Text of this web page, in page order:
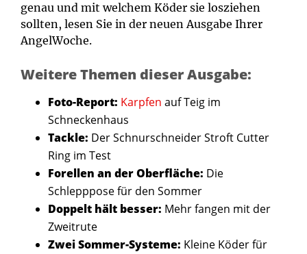
genau und mit welchem Köder sie losziehen
sollten, lesen Sie in der neuen Ausgabe Ihrer
AngelWoche.
Weitere Themen dieser Ausgabe:
Foto-Report: Karpfen auf Teig im
Schneckenhaus
Tackle: Der Schnurschneider Stroft Cutter
Ring im Test
Forellen an der Oberfläche: Die
Schlepppose für den Sommer
Doppelt hält besser: Mehr fangen mit der
Zweitrute
Zwei Sommer-Systeme: Kleine Köder für